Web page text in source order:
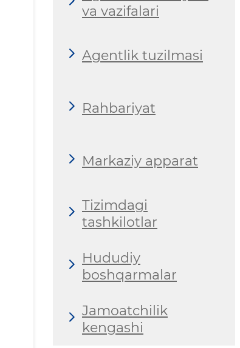
va vazifalari
Agentlik tuzilmasi
Rahbariyat
Markaziy apparat
Tizimdagi
tashkilotlar
Hududiy
boshqarmalar
Jamoatchilik
kengashi